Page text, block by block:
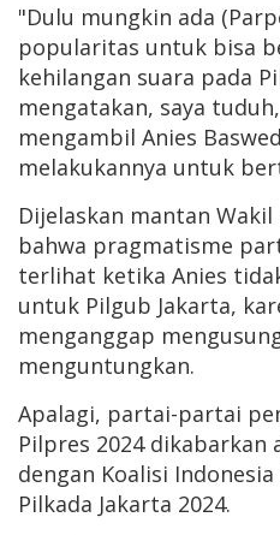
"Dulu mungkin ada
popularitas untuk bisa
kehilangan suara pada
mengatakan, saya
mengambil Anies
melakukannya untuk
Dijelaskan mantan Wakil
bahwa pragmatisme
terlihat ketika Anies
untuk Pilgub Jakarta,
menganggap
menguntungkan.
Apalagi, partai-partai
Pilpres 2024 dikabarkan
dengan Koalisi
Pilkada Jakarta 2024.